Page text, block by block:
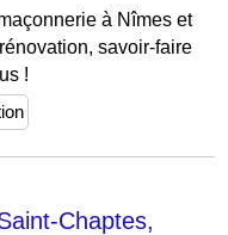
à Nîmes et
savoir-faire
!
Chaptes,